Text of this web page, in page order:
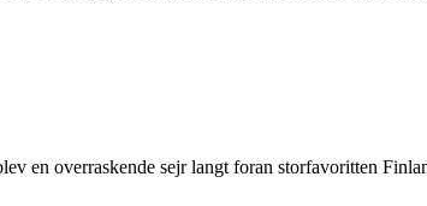
overraskende sejr langt foran storfavoritten